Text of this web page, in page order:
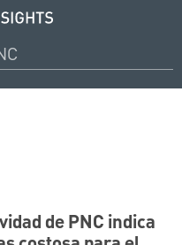
de PNC indica